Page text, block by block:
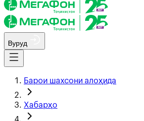
Вуруд
Барои шахсони алоҳида
Хабарҳо